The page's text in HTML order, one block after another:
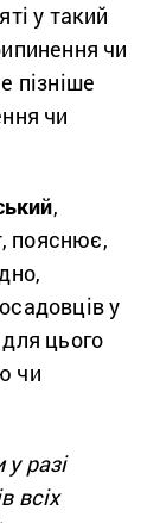
у такий
чи
пізніше
чи
,
пояснює,
у
цього
чи
разі
всіх